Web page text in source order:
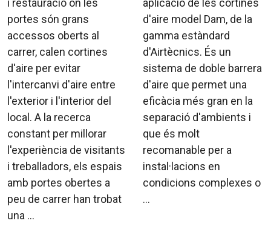
i restauració on les
portes són grans
accessos oberts al
carrer, calen cortines
d'aire per evitar
l'intercanvi d'aire entre
l'exterior i l'interior del
local. A la recerca
constant per millorar
l'experiència de visitants
i treballadors, els espais
amb portes obertes a
peu de carrer han trobat
una ...
aplicació de les cortines
d'aire model Dam, de la
gamma estàndard
d'Airtècnics. És un
sistema de doble barrera
d'aire que permet una
eficàcia més gran en la
separació d'ambients i
que és molt
recomanable per a
instal·lacions en
condicions complexes o
...